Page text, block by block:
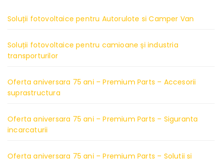
Soluții fotovoltaice pentru Autorulote si Camper Van
Soluții fotovoltaice pentru camioane și industria
transporturilor
Oferta aniversara 75 ani – Premium Parts – Accesorii
suprastructura
Oferta aniversara 75 ani – Premium Parts – Siguranta
incarcaturii
Oferta aniversara 75 ani – Premium Parts – Solutii si